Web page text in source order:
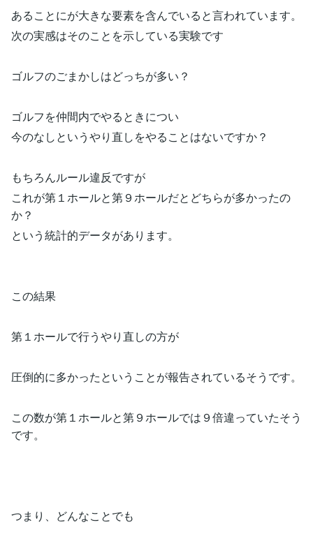
あることにが大きな要素を含んでいると言われています。
次の実感はそのことを示している実験です
ゴルフのごまかしはどっちが多い？
ゴルフを仲間内でやるときについ
今のなしというやり直しをやることはないですか？
もちろんルール違反ですが
これが第１ホールと第９ホールだとどちらが多かったの
か？
という統計的データがあります。
この結果
第１ホールで行うやり直しの方が
圧倒的に多かったということが報告されているそうです。
この数が第１ホールと第９ホールでは９倍違っていたそう
です。
つまり、どんなことでも